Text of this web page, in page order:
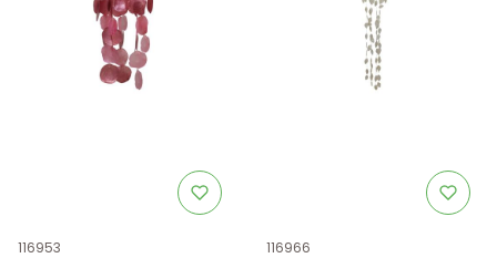
Kod produktu
116953 Kod produktu
116966